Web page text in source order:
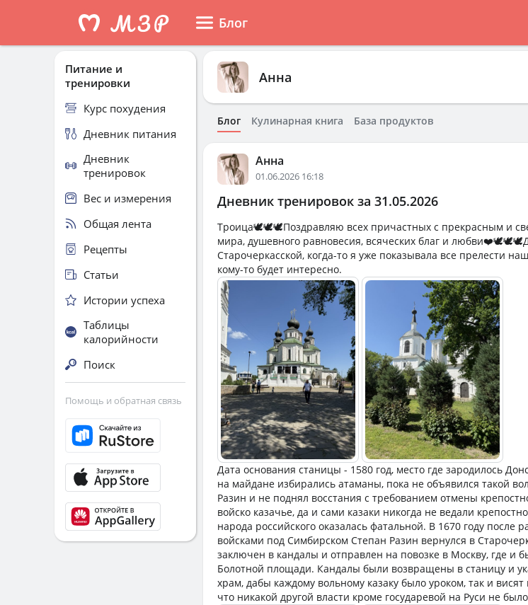
Блог
Анна
Блог Кулинарная книга База продуктов
Анна
01.06.2026 16:18
Дневник тренировок за 31.05.2026
Троица🕊️🕊️🕊️Поздравляю всех причастных с прекрасным и
мира, душевного равновесия, всяческих благ и
Старочеркасской, когда-то я уже показывала все прелести
кому-то будет интересно.
Дата основания станицы - 1580 год, место где зародилось
на майдане избирались атаманы, пока не объявился такой
Разин и не поднял восстания с требованием отмены
войско казачье, да и сами казаки никогда не ведали
народа российского оказалась фатальной. В 1670 году после
войсками под Симбирском Степан Разин вернулся в
заключен в кандалы и отправлен на повозке в Москву, где и
Болотной площади. Кандалы были возвращены в станицу и
храм, дабы каждому вольному казаку было уроком, так и
что никакой другой власти кроме государевой на Руси не
Питание и
тренировки
Курс похудения
Дневник питания
Дневник
тренировок
Вес и измерения
Общая лента
Рецепты
Статьи
Истории успеха
Таблицы
калорийности
Поиск
Помощь и обратная связь